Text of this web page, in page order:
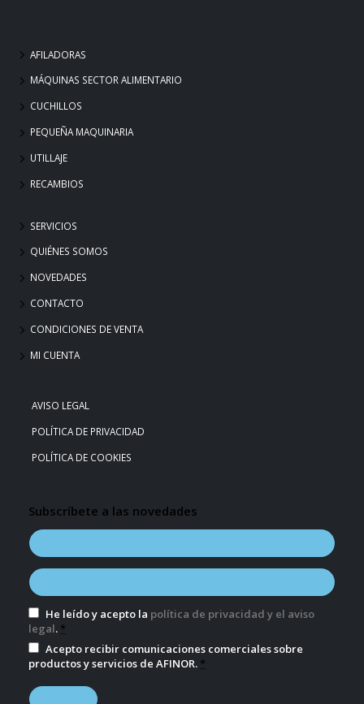
AFILADORAS
MÁQUINAS SECTOR ALIMENTARIO
CUCHILLOS
PEQUEÑA MAQUINARIA
UTILLAJE
RECAMBIOS
SERVICIOS
QUIÉNES SOMOS
NOVEDADES
CONTACTO
CONDICIONES DE VENTA
MI CUENTA
AVISO LEGAL
POLÍTICA DE PRIVACIDAD
POLÍTICA DE COOKIES
Subscríbete a las novedades
He leído y acepto la política de privacidad y el aviso
legal. *
Acepto recibir comunicaciones comerciales sobre
productos y servicios de AFINOR. *